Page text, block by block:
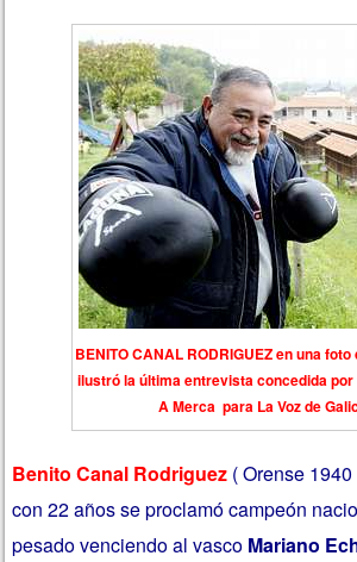
BENITO CANAL RODRIGUEZ en una
ilustró la última entrevista concedida por
A Merca para La Voz de
Benito Canal Rodriguez ( Orense
con 22 años se proclamó campeón
pesado venciendo al vasco Mariano